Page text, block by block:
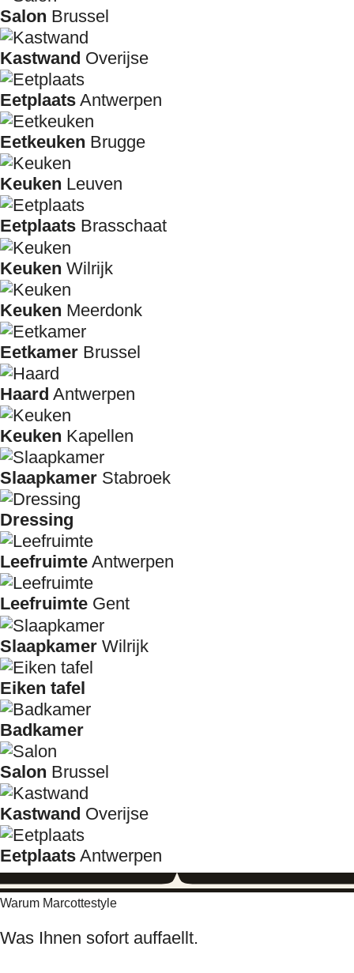
Salon Brussel
Kastwand Overijse
Eetplaats Antwerpen
Eetkeuken Brugge
Keuken Leuven
Eetplaats Brasschaat
Keuken Wilrijk
Keuken Meerdonk
Eetkamer Brussel
Haard Antwerpen
Keuken Kapellen
Slaapkamer Stabroek
Dressing
Leefruimte Antwerpen
Leefruimte Gent
Slaapkamer Wilrijk
Eiken tafel
Badkamer
Salon Brussel
Kastwand Overijse
Eetplaats Antwerpen
Warum Marcottestyle
Was Ihnen sofort auffaellt.